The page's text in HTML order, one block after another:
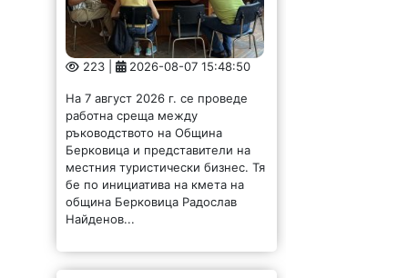
223 | 2026-08-07 15:48:50
На 7 август 2026 г. се проведе
работна среща между
ръководството на Община
Берковица и представители на
местния туристически бизнес. Тя
бе по инициатива на кмета на
община Берковица Радослав
Найденов...